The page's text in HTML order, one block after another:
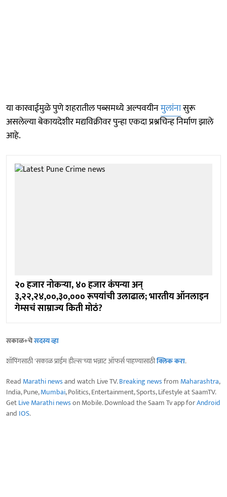
या कारवाईमुळे पुणे शहरातील पब्समध्ये अल्पवयीनमुलांनासुरू
असलेल्या बेकायदेशीर मद्यविक्रीवर पुन्हा एकदा प्रश्नचिन्ह निर्माण झाले
आहे.
२० हजार नोकऱ्या, ४० हजार कंपन्या अन्
३,२२,२४,००,३०,००० रूपयांची उलाढाल; भारतीय ऑनलाइन
गेम्सचं साम्राज्य किती मोठं?
सकाळ+चेसदस्य व्हा
शॉपिंगसाठी 'सकाळ प्राईम डील्स'च्या भन्नाट ऑफर्स पाहण्यासाठीक्लिक करा.
Read Marathi newsand watch Live TV.Breaking newsfrom Maharashtra,
India, Pune,Mumbai, Politics, Entertainment, Sports, Lifestyle at SaamTV.
GetLive Marathi newson Mobile. Download the Saam Tv app forAndroid
and IOS.